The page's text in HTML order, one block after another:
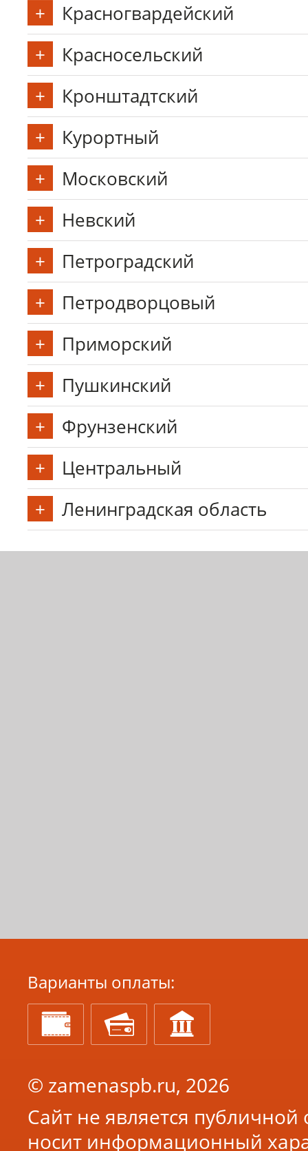
Красногвардейский
Красносельский
Кронштадтский
Курортный
Московский
Невский
Петроградский
Петродворцовый
Приморский
Пушкинский
Фрунзенский
Центральный
Ленинградская область
Варианты оплаты:
© zamenaspb.ru, 2026
Сайт не является
носит информационный